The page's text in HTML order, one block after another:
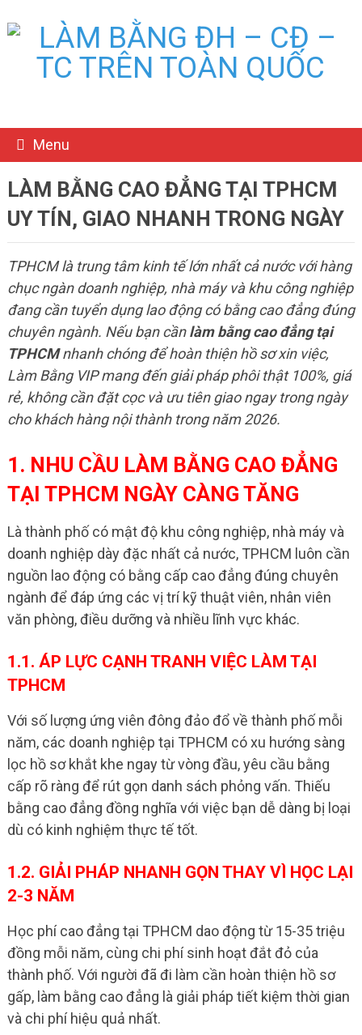
Menu
LÀM BẰNG CAO ĐẲNG TẠI TPHCM
UY TÍN, GIAO NHANH TRONG NGÀY
TPHCM là trung tâm kinh tế lớn nhất cả nước với hàng
chục ngàn doanh nghiệp, nhà máy và khu công nghiệp
đang cần tuyển dụng lao động có bằng cao đẳng đúng
chuyên ngành. Nếu bạn cầnlàm bằng cao đẳng tại
TPHCMnhanh chóng để hoàn thiện hồ sơ xin việc,
Làm Bằng VIP mang đến giải pháp phôi thật 100%, giá
rẻ, không cần đặt cọc và ưu tiên giao ngay trong ngày
cho khách hàng nội thành trong năm 2026.
1. NHU CẦU LÀM BẰNG CAO ĐẲNG
TẠI TPHCM NGÀY CÀNG TĂNG
Là thành phố có mật độ khu công nghiệp, nhà máy và
doanh nghiệp dày đặc nhất cả nước, TPHCM luôn cần
nguồn lao động có bằng cấp cao đẳng đúng chuyên
ngành để đáp ứng các vị trí kỹ thuật viên, nhân viên
văn phòng, điều dưỡng và nhiều lĩnh vực khác.
1.1. ÁP LỰC CẠNH TRANH VIỆC LÀM TẠI
TPHCM
Với số lượng ứng viên đông đảo đổ về thành phố mỗi
năm, các doanh nghiệp tại TPHCM có xu hướng sàng
lọc hồ sơ khắt khe ngay từ vòng đầu, yêu cầu bằng
cấp rõ ràng để rút gọn danh sách phỏng vấn. Thiếu
bằng cao đẳng đồng nghĩa với việc bạn dễ dàng bị loại
dù có kinh nghiệm thực tế tốt.
1.2. GIẢI PHÁP NHANH GỌN THAY VÌ HỌC LẠI
2-3 NĂM
Học phí cao đẳng tại TPHCM dao động từ 15-35 triệu
đồng mỗi năm, cùng chi phí sinh hoạt đắt đỏ của
thành phố. Với người đã đi làm cần hoàn thiện hồ sơ
gấp, làm bằng cao đẳng là giải pháp tiết kiệm thời gian
và chi phí hiệu quả nhất.